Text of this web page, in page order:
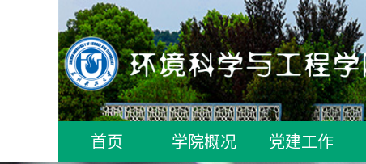
首页 学院概况 党建工作